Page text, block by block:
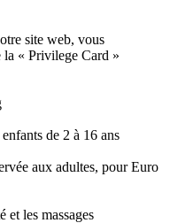
site web, vous
la « Privilege Card »
de 2 à 16 ans
aux adultes, pour Euro
et les massages